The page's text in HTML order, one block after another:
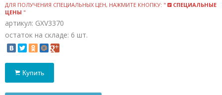
ДЛЯ ПОЛУЧЕНИЯ СПЕЦИАЛЬНЫХ ЦЕН, НАЖМИТЕ КНОПКУ: "
СПЕЦИАЛЬНЫЕ
ЦЕНЫ "
артикул: GXV3370
остаток на складе: 6 шт.
Купить